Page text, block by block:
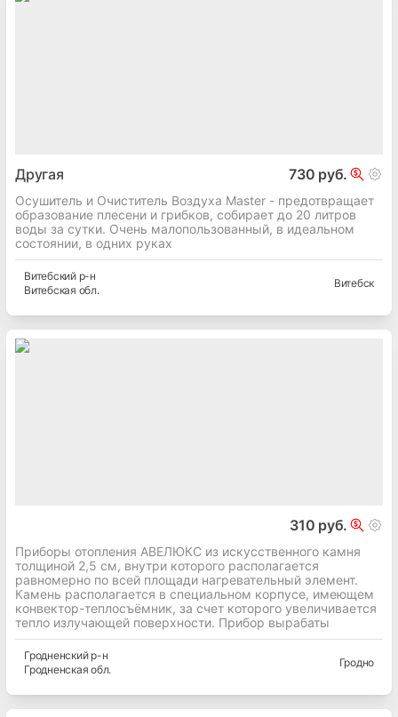
Другая 730 руб.
Осушитель и Очиститель Воздуха Master - предотвращает
образование плесени и грибков, собирает до 20 литров
воды за сутки. Очень малопользованный, в идеальном
состоянии, в одних руках
Витебскийр-н
Витебская обл.
Витебск
310 руб.
Приборы отопления АВЕЛЮКС из искусственного камня
толщиной 2,5 см, внутри которого располагается
равномерно по всей площади нагревательный элемент.
Камень располагается в специальном корпусе, имеющем
конвектор-теплосъёмник, за счет которого увеличивается
тепло излучающей поверхности. Прибор вырабаты
Гродненскийр-н
Гродненская обл.
Гродно